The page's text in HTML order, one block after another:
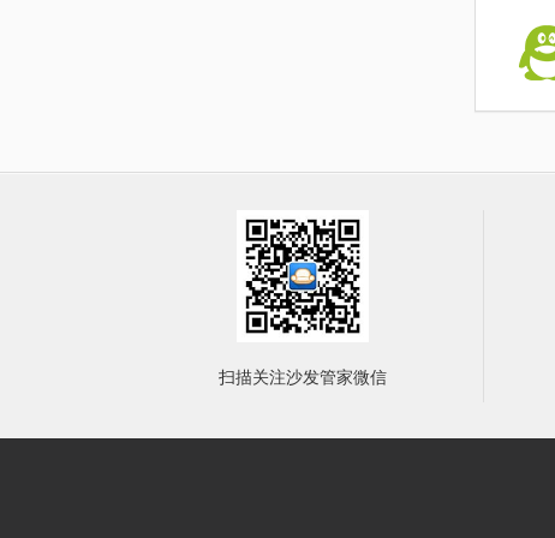
扫描关注沙发管家微信